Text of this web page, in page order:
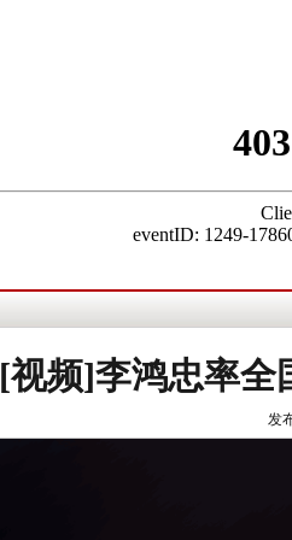
[视频]李鸿忠率全
发